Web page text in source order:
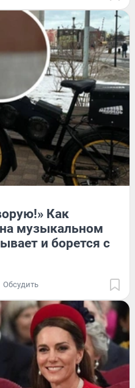
Как
на музыкальном
и борется с
Обсудить